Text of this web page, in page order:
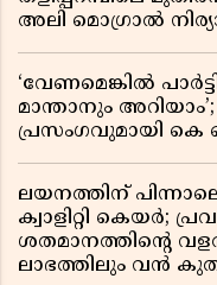
അലി മൊഗ്രാൽ
‘വേണമെങ്കിൽ
മാന്താനും
പ്രസംഗവുമായി കെ
ലയനത്തിന്
ക്വാളിറ്റി കെയർ;
ശതമാനത്തിൻ്റെ
ലാഭത്തിലും വൻ